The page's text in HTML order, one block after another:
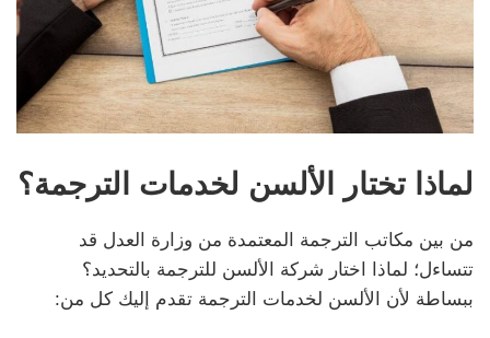
لماذا تختار الألسن لخدمات الترجمة؟
من بين مكاتب الترجمة المعتمدة من وزارة العدل قد
تتساءل؛ لماذا اختار شركة الألسن للترجمة بالتحديد؟
ببساطة لأن الألسن لخدمات الترجمة تقدم إليك كل من: